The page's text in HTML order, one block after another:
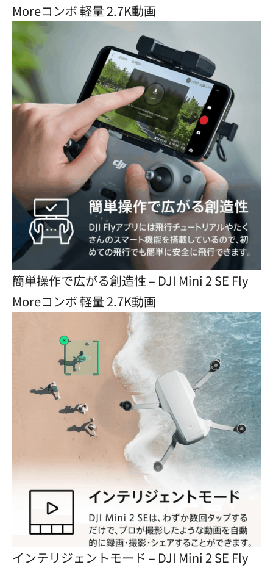
Moreコンボ 軽量 2.7K動画
簡単操作で広がる創造性 – DJI Mini 2 SE Fly
Moreコンボ 軽量 2.7K動画
インテリジェントモード – DJI Mini 2 SE Fly